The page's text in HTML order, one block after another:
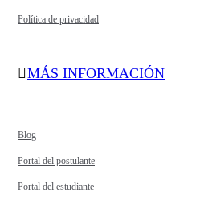
Política de privacidad
MÁS INFORMACIÓN
Blog
Portal del postulante
Portal del estudiante